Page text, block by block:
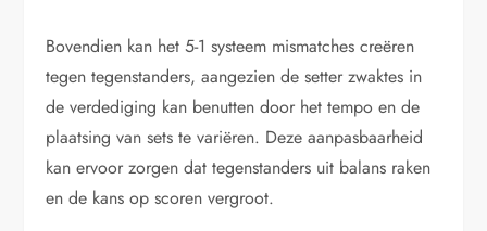
Bovendien kan het 5-1 systeem mismatches creëren
tegen tegenstanders, aangezien de setter zwaktes in
de verdediging kan benutten door het tempo en de
plaatsing van sets te variëren. Deze aanpasbaarheid
kan ervoor zorgen dat tegenstanders uit balans raken
en de kans op scoren vergroot.